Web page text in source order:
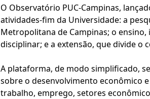
O Observatório PUC-Campinas,
atividades-fim da Universidade: a
Metropolitana de Campinas; o
disciplinar; e a extensão, que divide o
A plataforma, de modo simplificado,
sobre o desenvolvimento econômico
trabalho, emprego, setores